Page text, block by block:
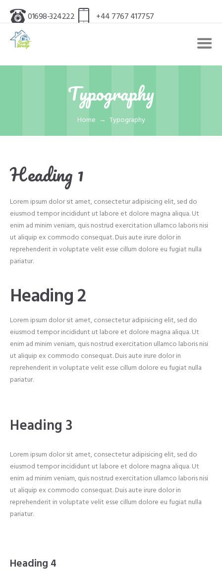
01698-324222 +44 7767 417757
Typography
Home Typography
Heading 1
Lorem ipsum dolor sit amet, consectetur adipisicing elit, sed do
eiusmod tempor incididunt ut labore et dolore magna aliqua. Ut
enim ad minim veniam, quis nostrud exercitation ullamco laboris nisi
ut aliquip ex commodo consequat. Duis aute irure dolor in
reprehenderit in voluptate velit esse cillum dolore eu fugiat nulla
pariatur.
Heading 2
Lorem ipsum dolor sit amet, consectetur adipisicing elit, sed do
eiusmod tempor incididunt ut labore et dolore magna aliqua. Ut
enim ad minim veniam, quis nostrud exercitation ullamco laboris nisi
ut aliquip ex commodo consequat. Duis aute irure dolor in
reprehenderit in voluptate velit esse cillum dolore eu fugiat nulla
pariatur.
Heading 3
Lorem ipsum dolor sit amet, consectetur adipisicing elit, sed do
eiusmod tempor incididunt ut labore et dolore magna aliqua. Ut
enim ad minim veniam, quis nostrud exercitation ullamco laboris nisi
ut aliquip ex commodo consequat. Duis aute irure dolor in
reprehenderit in voluptate velit esse cillum dolore eu fugiat nulla
pariatur.
Heading 4